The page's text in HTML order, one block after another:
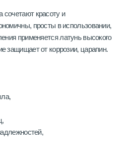
красоту и
просты в использовании,
применяется латунь высокого
защищает от коррозии, царапин.